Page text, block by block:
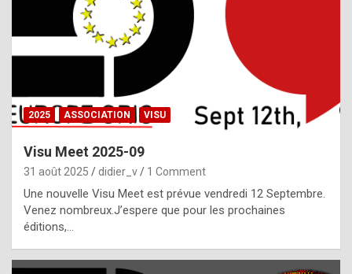
,
g
h
t
f
2025 ASSOCIATION VISU
Visu Meet 2025-09
31 août 2025 didier_v 1 Comment
Une nouvelle Visu Meet est prévue vendredi 12 Septembre.
Venez nombreux.J’espere que pour les prochaines
éditions,…